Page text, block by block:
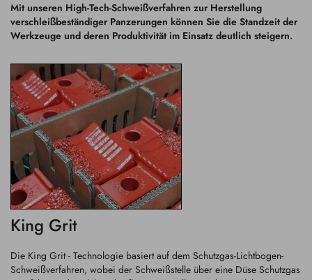
Mit unseren High-Tech-Schweißverfahren zur Herstellung
verschleißbeständiger Panzerungen können Sie die Standzeit der
Werkzeuge und deren Produktivität im Einsatz deutlich steigern.
King Grit
Die King Grit - Technologie basiert auf dem Schutzgas-Lichtbogen-
Schweißverfahren, wobei der Schweißstelle über eine Düse Schutzgas